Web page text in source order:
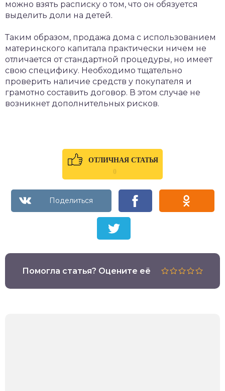
можно взять расписку о том, что он обязуется
выделить доли на детей.
Таким образом, продажа дома с использованием
материнского капитала практически ничем не
отличается от стандартной процедуры, но имеет
свою специфику. Необходимо тщательно
проверить наличие средств у покупателя и
грамотно составить договор. В этом случае не
возникнет дополнительных рисков.
ОТЛИЧНАЯ СТАТЬЯ
0
Помогла статья? Оцените её